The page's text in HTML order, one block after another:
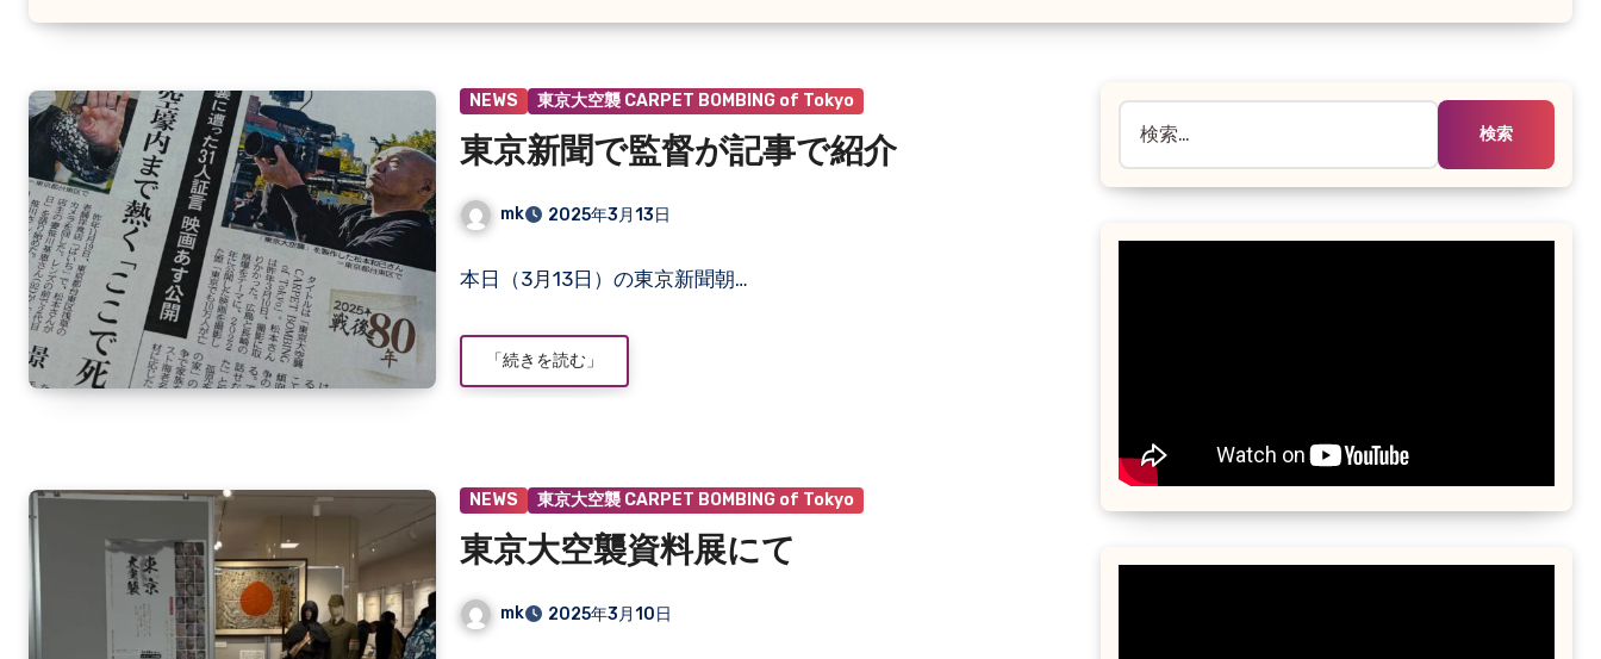
NEWS 東京大空襲 CARPET BOMBING of Tokyo
東京新聞で監督が記事で紹介
mk 2025年3月13日
メ
ト
り
ま
せ
ん
本日（3月13日）の東京新聞朝…
「続きを読む」
NEWS 東京大空襲 CARPET BOMBING of Tokyo
東京大空襲資料展にて
mk 2025年3月10日